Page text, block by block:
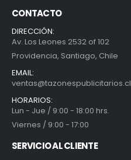
CONTACTO
DIRECCIÓN:
Av. Los Leones 2532 of 102
Providencia, Santiago, Chile
EMAIL:
ventas@tazonespublicitarios.cl
HORARIOS:
Lun - Jue / 9:00 - 18:00 hrs.
Viernes / 9:00 - 17:00
SERVICIO AL CLIENTE